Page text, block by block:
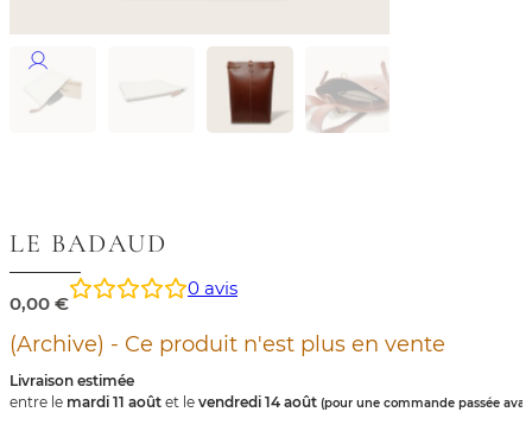
LE BADAUD
0,00 €
0 avis
(Archive) - Ce produit n'est plus en vente
Livraison estimée
entre le mardi 11 août et le vendredi 14 août (pour une commande passée